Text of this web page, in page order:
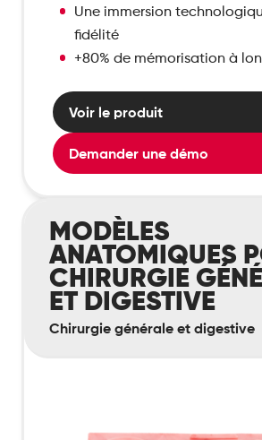
Une immersion
fidélité
+80% de mémorisation à
Voir le produit
Demander une démo
anatomiques
pour
chirurgie
générale
digestive
MODÈLES
ANATOMIQUES
CHIRURGIE
ET DIGESTIVE
Chirurgie générale et digestive